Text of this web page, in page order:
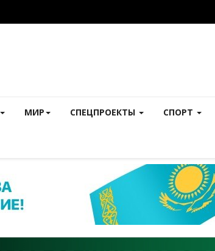
МИР СПЕЦПРОЕКТЫ СПОРТ